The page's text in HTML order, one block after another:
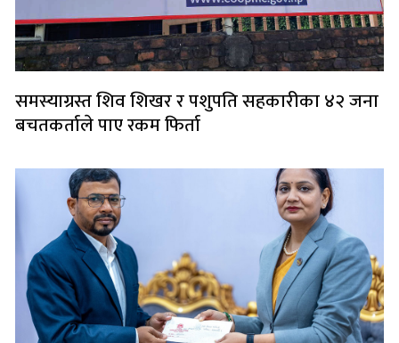
समस्याग्रस्त शिव शिखर र पशुपति सहकारीका ४२ जना
बचतकर्ताले पाए रकम फिर्ता